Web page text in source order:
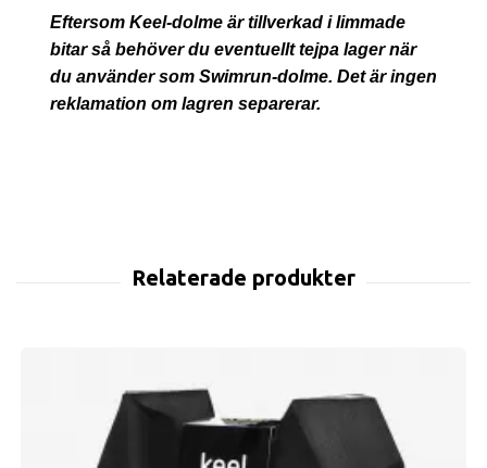
Eftersom Keel-dolme är tillverkad i limmade
bitar så behöver du eventuellt tejpa lager när
du använder som Swimrun-dolme. Det är ingen
reklamation om lagren separerar.